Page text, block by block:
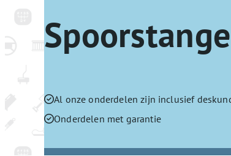
Al onze onderdelen zijn inclusief
Onderdelen met garantie